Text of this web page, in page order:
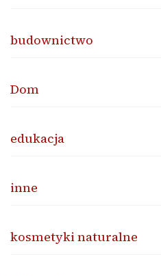
budownictwo
Dom
edukacja
inne
kosmetyki naturalne